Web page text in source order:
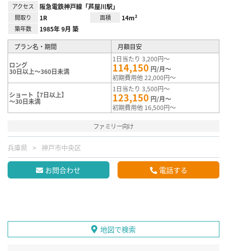
アクセス 阪急電鉄神戸線「芦屋川駅」
間取り 1R 面積 14m²
築年数 1985年 9月 築
プラン名・期間 月額目安
ロング
30日以上～360日未満
1日当たり 3,200円～
114,150 円/月～
初期費用他 22,000円～
ショート【7日以上】
～30日未満
1日当たり 3,500円～
123,150 円/月～
初期費用他 16,500円～
ファミリー向け
兵庫県 神戸市中央区
お問合わせ 電話する
地図で検索